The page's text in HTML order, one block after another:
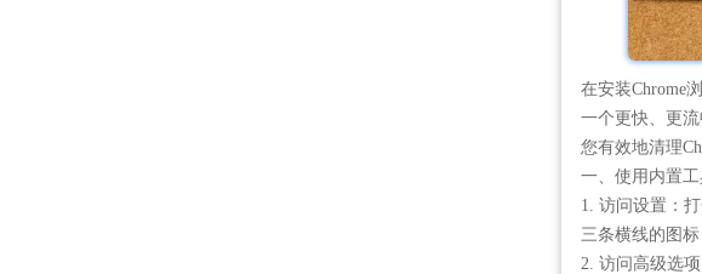
在安装Chrome
一个更快、更
您有效地清理
一、使用内置
1. 访问设置：
三条横线的图标
2. 访问高级选